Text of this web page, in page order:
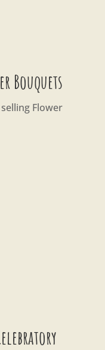
Bouquets
Flower